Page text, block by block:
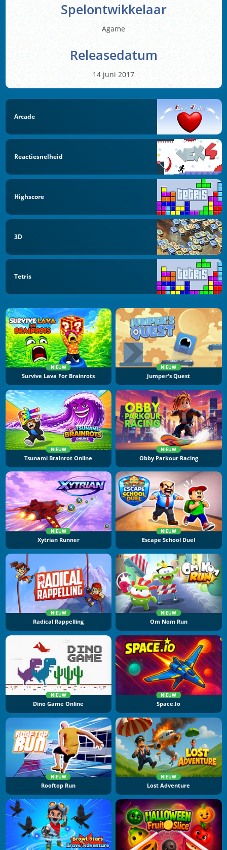
Spelontwikkelaar
Agame
Releasedatum
14 juni 2017
Arcade
Reactiesnelheid
Highscore
3D
Tetris
NIEUW
Survive Lava For Brainrots
NIEUW
Jumper's Quest
NIEUW
Tsunami Brainrot Online
NIEUW
Obby Parkour Racing
NIEUW
Xytrian Runner
NIEUW
Escape School Duel
NIEUW
Radical Rappelling
NIEUW
Om Nom Run
NIEUW
Dino Game Online
NIEUW
Space.io
NIEUW
Rooftop Run
NIEUW
Lost Adventure